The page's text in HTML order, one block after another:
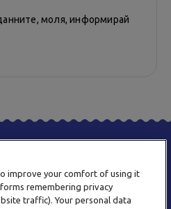
моля, информирай
improve your comfort of using it
remembering privacy
traffic). Your personal data